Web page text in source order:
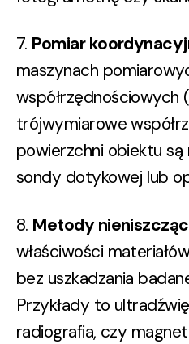
7. Pomiar
maszynach
współrzędnościowych
trójwymiarowe
powierzchni obiektu
sondy dotykowej lub
8. Metody
właściwości
bez uszkadzania
Przykłady to
radiografia, czy